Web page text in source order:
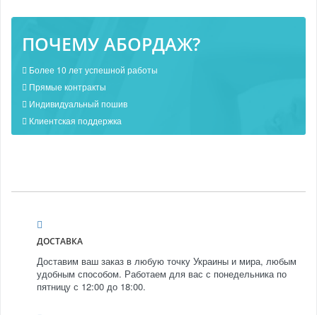
ПОЧЕМУ АБОРДАЖ?
Более 10 лет успешной работы
Прямые контракты
Индивидуальный пошив
Клиентская поддержка
ДОСТАВКА
Доставим ваш заказ в любую точку Украины и мира, любым
удобным способом. Работаем для вас с понедельника по
пятницу с 12:00 до 18:00.